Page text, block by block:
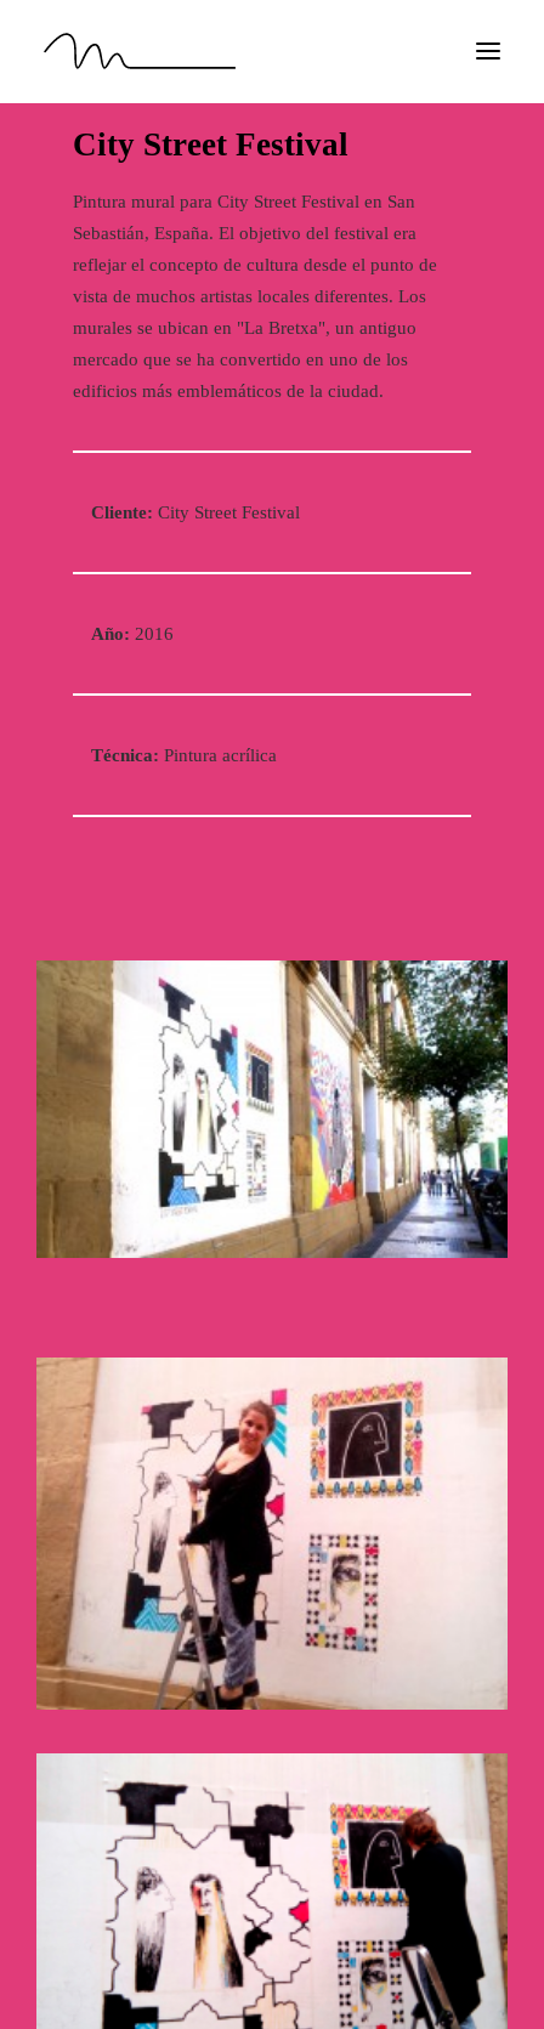
INICIO
PROYECTOS
SOBRE MÍ
CONTACTO
City Street Festival
Pintura mural para City Street Festival en San
Sebastián, España. El objetivo del festival era
reflejar el concepto de cultura desde el punto de
vista de muchos artistas locales diferentes. Los
murales se ubican en "La Bretxa", un antiguo
mercado que se ha convertido en uno de los
edificios más emblemáticos de la ciudad.
Cliente: City Street Festival
Año: 2016
Técnica: Pintura acrílica